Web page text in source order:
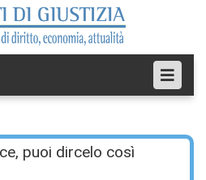
puoi dircelo così